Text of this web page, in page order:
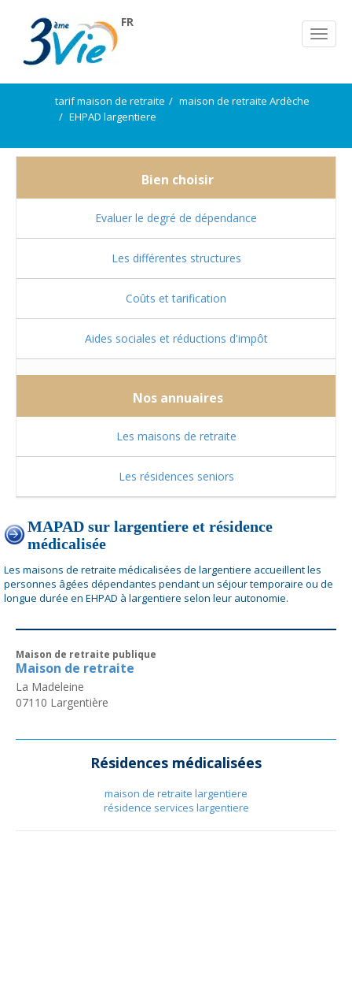
FR
tarif maison de retraite
maison de retraite Ardèche
EHPAD largentiere
Bien choisir
Evaluer le degré de dépendance
Les différentes structures
Coûts et tarification
Aides sociales et réductions d'impôt
Nos annuaires
Les maisons de retraite
Les résidences seniors
MAPAD sur largentiere et résidence
médicalisée
Les maisons de retraite médicalisées de largentiere accueillent les
personnes âgées dépendantes pendant un séjour temporaire ou de
longue durée en EHPAD à largentiere selon leur autonomie.
Maison de retraite publique
Maison de retraite
La Madeleine
07110 Largentière
Résidences médicalisées
maison de retraite largentiere
résidence services largentiere